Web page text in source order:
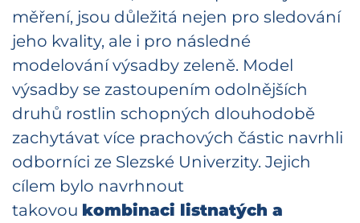
měření, jsou důležitá nejen pro sledování
jeho kvality, ale i pro následné
modelování výsadby zeleně. Model
výsadby se zastoupením odolnějších
druhů rostlin schopných dlouhodobě
zachytávat více prachových částic navrhli
odborníci ze Slezské Univerzity. Jejich
cílem bylo navrhnout
takovou kombinaci listnatých a